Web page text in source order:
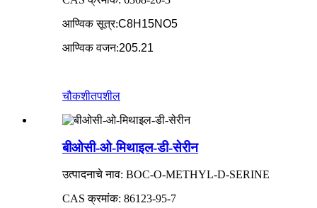
आण्विक सूत्र:C8H15NO5
आण्विक वजन:205.21
चौकशीतपशील
बीओसी-ओ-मिथाइल-डी-सेरीन
उत्पादनाचे नाव: BOC-O-METHYL-D-SERINE
CAS क्रमांक: 86123-95-7